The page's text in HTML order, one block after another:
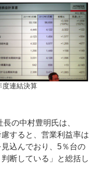
度連結決算
の中村豊明氏は、
すると、営業利益率は
込んでおり、5％台の
断している」と総括し